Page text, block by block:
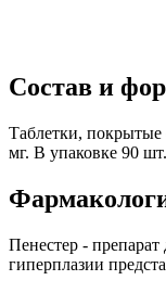
Состав и
Таблетки, покрытые
мг. В упаковке 90 шт.
Пенестер - препарат
гиперплазии